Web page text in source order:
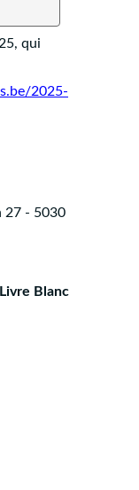
qui
2025-
27 - 5030
Blanc